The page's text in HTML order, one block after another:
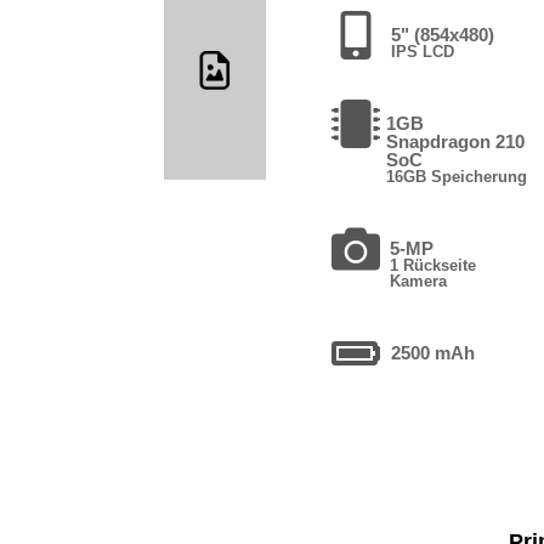
5" (854x480)
IPS LCD
1GB
Snapdragon 210
SoC
16GB Speicherung
5-MP
1 Rückseite
Kamera
2500 mAh